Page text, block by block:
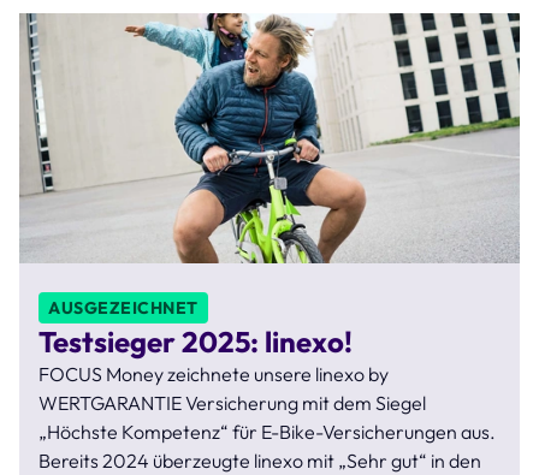
AUSGEZEICHNET
Testsieger 2025: linexo!
FOCUS Money zeichnete unsere linexo by
WERTGARANTIE Versicherung mit dem Siegel
„Höchste Kompetenz“ für E-Bike-Versicherungen aus.
Bereits 2024 überzeugte linexo mit „Sehr gut“ in den